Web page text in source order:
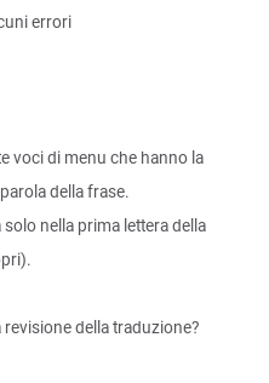
errori
voci di menu che hanno la
della frase.
nella prima lettera della
della traduzione?